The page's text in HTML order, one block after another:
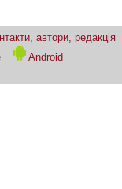
автори, редакція
Android